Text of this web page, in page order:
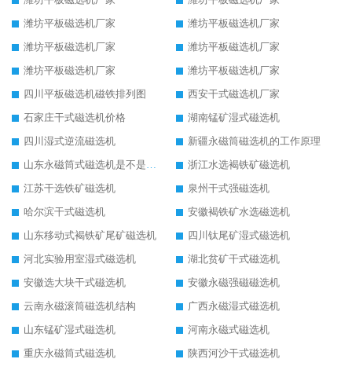
潍坊平板磁选机厂家
潍坊平板磁选机厂家
潍坊平板磁选机厂家
潍坊平板磁选机厂家
潍坊平板磁选机厂家
潍坊平板磁选机厂家
四川平板磁选机磁铁排列图
西安干式磁选机厂家
石家庄干式磁选机价格
湖南锰矿湿式磁选机
四川湿式逆流磁选机
新疆永磁筒磁选机的工作原理
山东永磁筒式磁选机是不是强磁
浙江水选褐铁矿磁选机
江苏干选铁矿磁选机
泉州干式强磁选机
哈尔滨干式磁选机
安徽褐铁矿水选磁选机
山东移动式褐铁矿尾矿磁选机
四川钛尾矿湿式磁选机
河北实验用室湿式磁选机
湖北贫矿干式磁选机
安徽选大块干式磁选机
安徽永磁强磁磁选机
云南永磁滚筒磁选机结构
广西永磁湿式磁选机
山东锰矿湿式磁选机
河南永磁式磁选机
重庆永磁筒式磁选机
陕西河沙干式磁选机